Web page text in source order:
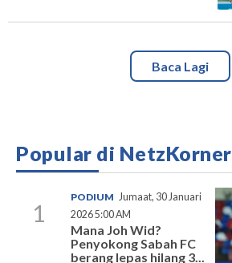
Baca Lagi
Popular di NetzKorner
1
PODIUM Jumaat, 30 Januari
2026 5:00 AM
Mana Joh Wid?
Penyokong Sabah FC
berang lepas hilang 3...